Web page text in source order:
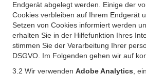
Endgerät abgelegt werden. Einige der
Cookies verbleiben auf Ihrem Endgerät
Setzen von Cookies informiert werden
erhalten Sie in der Hilfefunktion Ihres
stimmen Sie der Verarbeitung Ihrer
DSGVO. Im Folgenden gehen wir auf
3.2 Wir verwenden Adobe Analytics ,